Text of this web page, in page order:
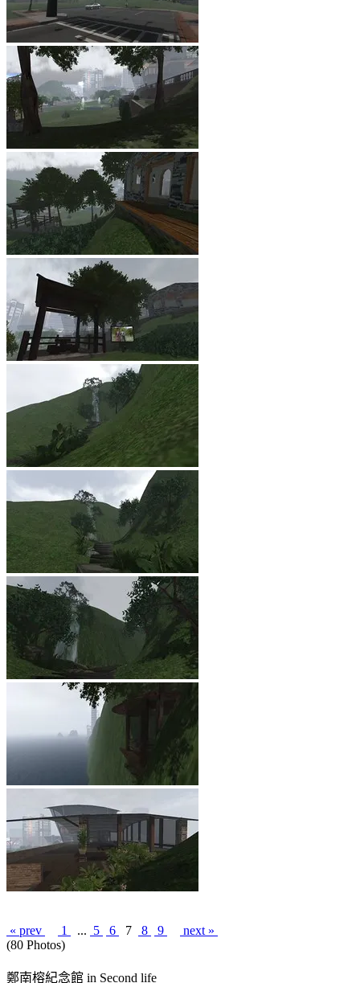
« prev 1 ... 5 6 7 8 9
next »
(80 Photos)
鄭南榕紀念館 in Second life